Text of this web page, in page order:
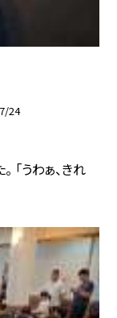
24
「うわぁ、きれ